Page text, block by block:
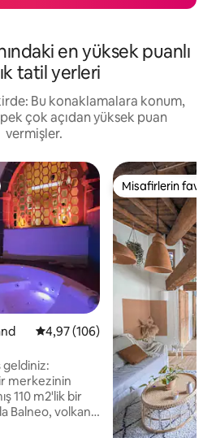
en yüksek puanlı
tatil yerleri
Bu konaklamalara konum,
çok açıdan yüksek puan
vermişler.
en beğenilenler arasında
5 üzerinden ortalama 4,97
4,97 (106)
merkezinin
110 m2'lik bir
Balneo, volkanik
Misafirlerin
Misafirlerin